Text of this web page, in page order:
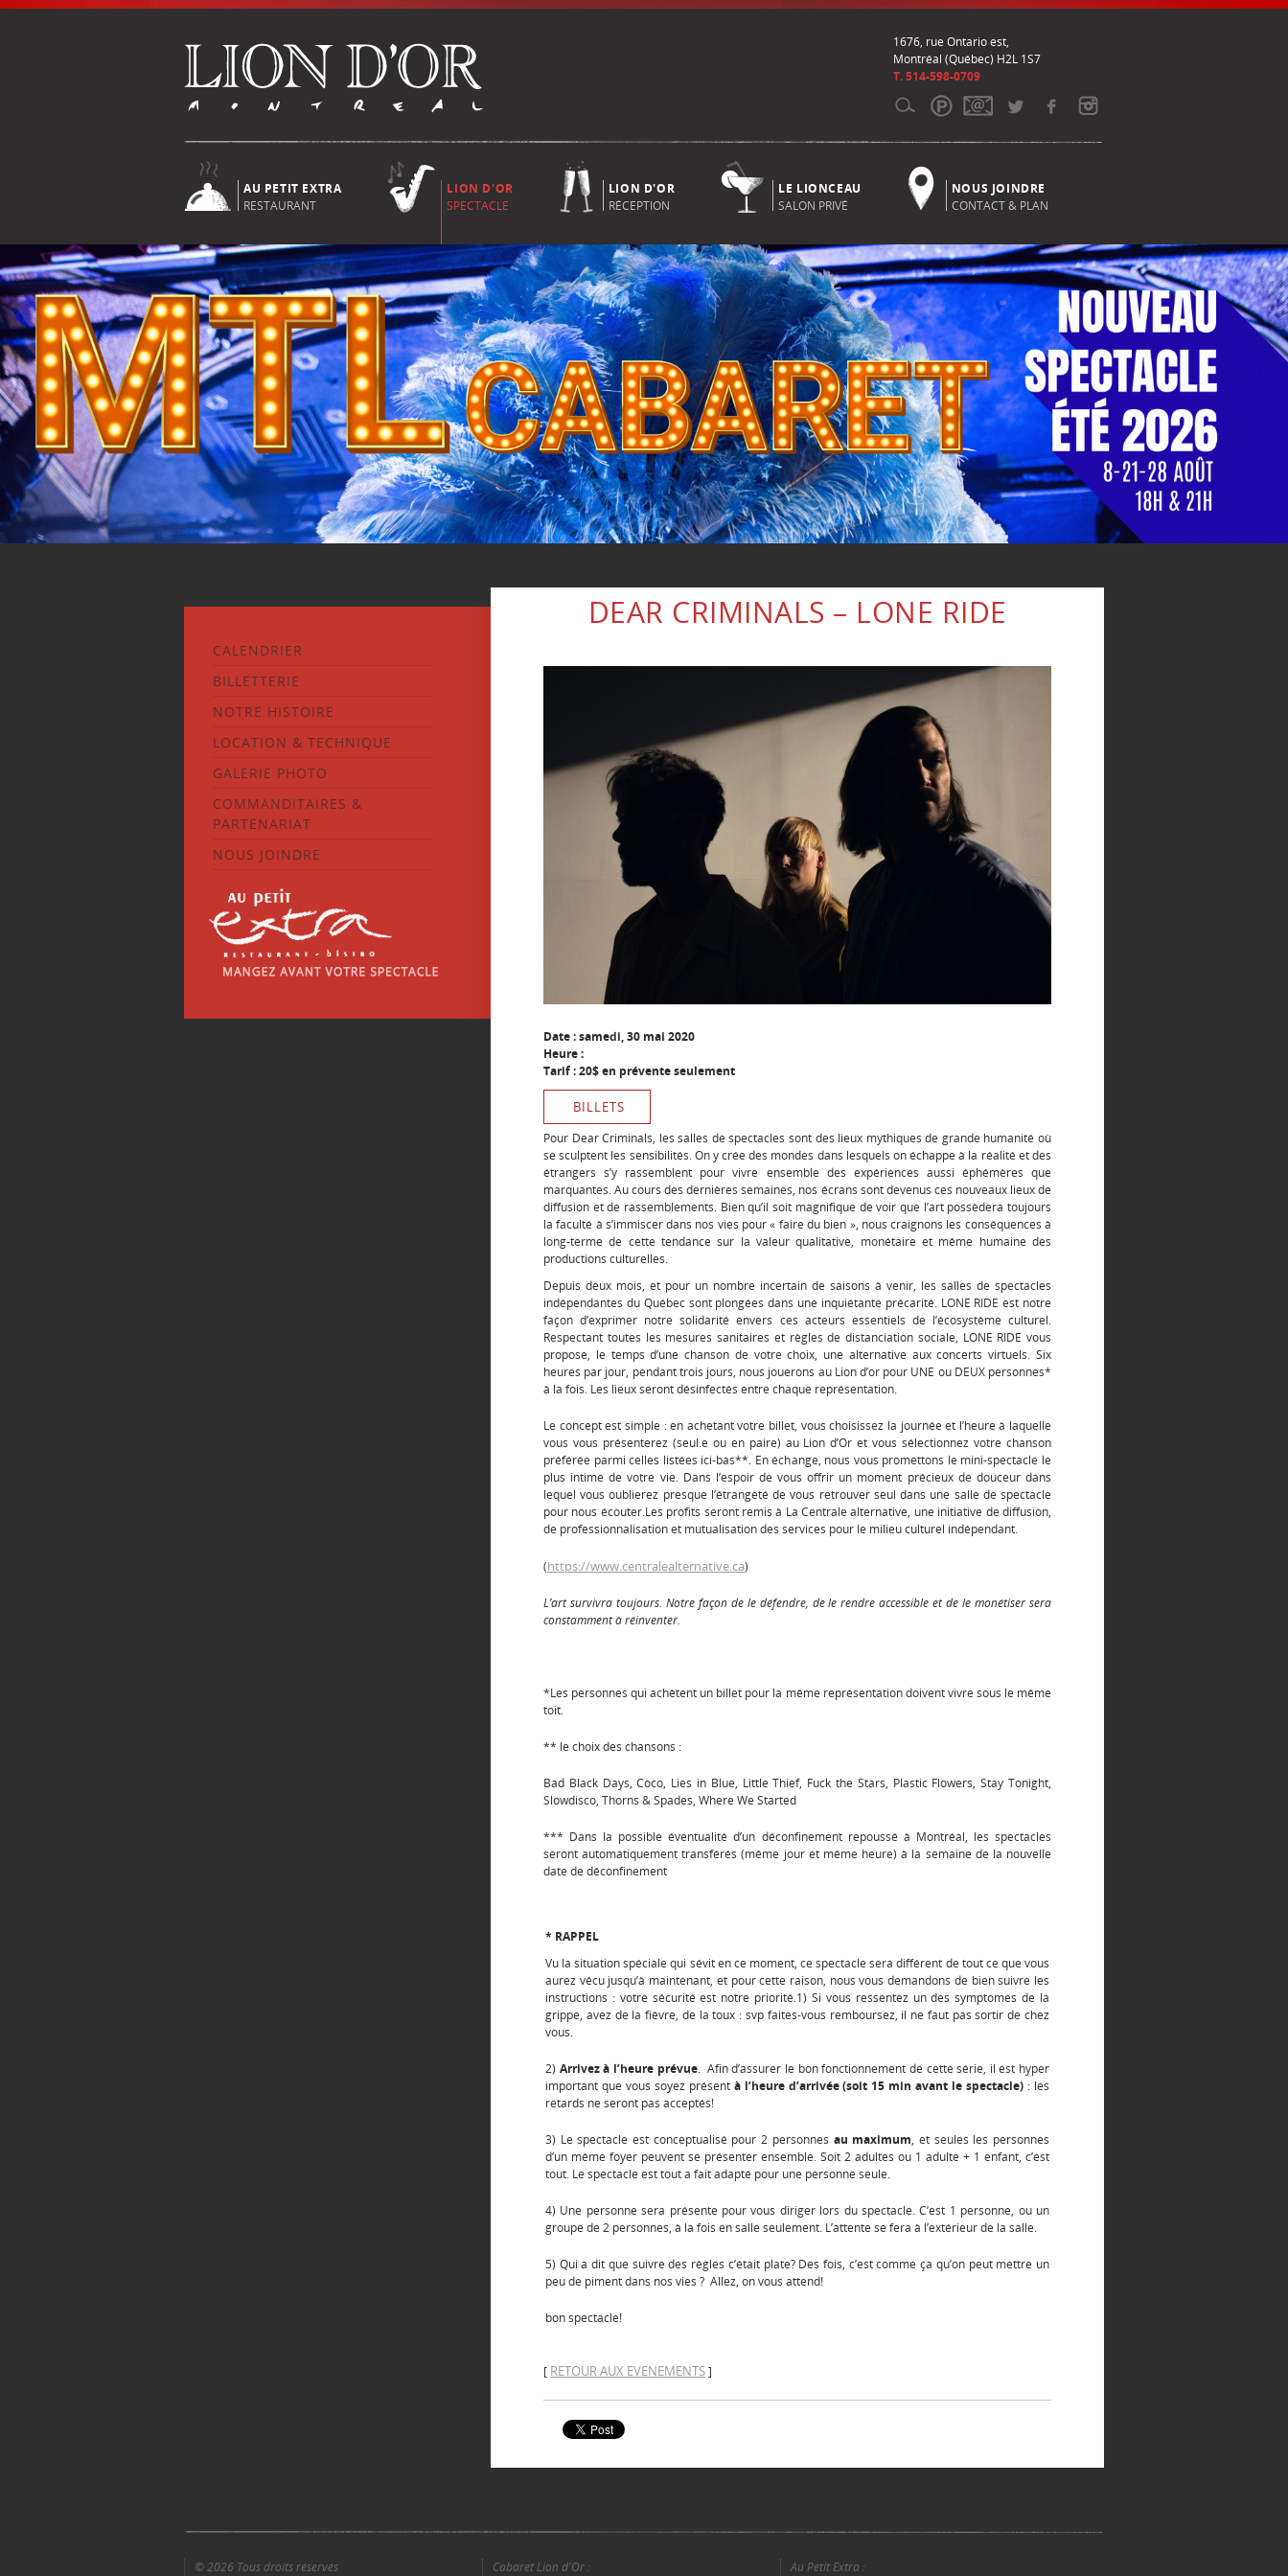
1676, rue Ontario est,
Montréal (Québec) H2L 1S7
T. 514-598-0709
AU PETIT EXTRA
RESTAURANT
LION D'OR
SPECTACLE
LION D'OR
RÉCEPTION
LE LIONCEAU
SALON PRIVÉ
NOUS JOINDRE
CONTACT & PLAN
CALENDRIER
BILLETTERIE
NOTRE HISTOIRE
LOCATION & TECHNIQUE
GALERIE PHOTO
COMMANDITAIRES &
PARTENARIAT
NOUS JOINDRE
DEAR CRIMINALS – LONE RIDE
Date : samedi, 30 mai 2020
Heure :
Tarif : 20$ en prévente seulement
BILLETS
Pour Dear Criminals, les salles de spectacles sont des lieux mythiques de grande humanité où
se sculptent les sensibilités. On y crée des mondes dans lesquels on échappe à la réalité et des
étrangers s’y rassemblent pour vivre ensemble des expériences aussi éphémères que
marquantes. Au cours des dernières semaines, nos écrans sont devenus ces nouveaux lieux de
diffusion et de rassemblements. Bien qu’il soit magnifique de voir que l’art possèdera toujours
la faculté à s’immiscer dans nos vies pour « faire du bien », nous craignons les conséquences à
long-terme de cette tendance sur la valeur qualitative, monétaire et même humaine des
productions culturelles.
Depuis deux mois, et pour un nombre incertain de saisons à venir, les salles de spectacles
indépendantes du Québec sont plongées dans une inquiétante précarité. LONE RIDE est notre
façon d’exprimer notre solidarité envers ces acteurs essentiels de l’écosystème culturel.
Respectant toutes les mesures sanitaires et règles de distanciation sociale, LONE RIDE vous
propose, le temps d’une chanson de votre choix, une alternative aux concerts virtuels. Six
heures par jour, pendant trois jours, nous jouerons au Lion d’or pour UNE ou DEUX personnes*
à la fois. Les lieux seront désinfectés entre chaque représentation.
Le concept est simple : en achetant votre billet, vous choisissez la journée et l’heure à laquelle
vous vous présenterez (seul.e ou en paire) au Lion d’Or et vous sélectionnez votre chanson
préférée parmi celles listées ici-bas**. En échange, nous vous promettons le mini-spectacle le
plus intime de votre vie. Dans l’espoir de vous offrir un moment précieux de douceur dans
lequel vous oublierez presque l’étrangeté de vous retrouver seul dans une salle de spectacle
pour nous écouter.Les profits seront remis à La Centrale alternative, une initiative de diffusion,
de professionnalisation et mutualisation des services pour le milieu culturel indépendant.
(https://www.centralealternative.ca)
L’art survivra toujours. Notre façon de le défendre, de le rendre accessible et de le monétiser sera
constamment à réinventer.
*Les personnes qui achètent un billet pour la même représentation doivent vivre sous le même
toit.
** le choix des chansons :
Bad Black Days, Coco, Lies in Blue, Little Thief, Fuck the Stars, Plastic Flowers, Stay Tonight,
Slowdisco, Thorns & Spades, Where We Started
*** Dans la possible éventualité d’un déconfinement repoussé à Montréal, les spectacles
seront automatiquement transférés (même jour et même heure) à la semaine de la nouvelle
date de déconfinement
* RAPPEL
Vu la situation spéciale qui sévit en ce moment, ce spectacle sera différent de tout ce que vous
aurez vécu jusqu’à maintenant, et pour cette raison, nous vous demandons de bien suivre les
instructions : votre sécurité est notre priorité.1) Si vous ressentez un des symptomes de la
grippe, avez de la fièvre, de la toux : svp faites-vous remboursez, il ne faut pas sortir de chez
vous.
2) Arrivez à l’heure prévue. Afin d’assurer le bon fonctionnement de cette série, il est hyper
important que vous soyez présent à l’heure d’arrivée (soit 15 min avant le spectacle) : les
retards ne seront pas acceptés!
3) Le spectacle est conceptualisé pour 2 personnes au maximum, et seules les personnes
d’un même foyer peuvent se présenter ensemble. Soit 2 adultes ou 1 adulte + 1 enfant, c’est
tout. Le spectacle est tout a fait adapté pour une personne seule.
4) Une personne sera présente pour vous diriger lors du spectacle. C’est 1 personne, ou un
groupe de 2 personnes, à la fois en salle seulement. L’attente se fera à l’extérieur de la salle.
5) Qui a dit que suivre des règles c’était plate? Des fois, c’est comme ça qu’on peut mettre un
peu de piment dans nos vies ? Allez, on vous attend!
bon spectacle!
[ RETOUR AUX EVENEMENTS]
© 2026 Tous droits réservés Cabaret Lion d'Or : Au Petit Extra :